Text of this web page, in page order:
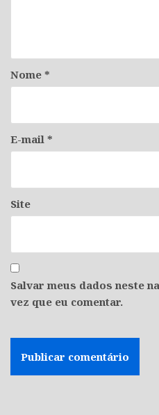
Nome *
E-mail *
Site
Salvar meus dados neste
vez que eu comentar.